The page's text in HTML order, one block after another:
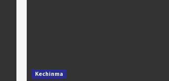
Kechinma